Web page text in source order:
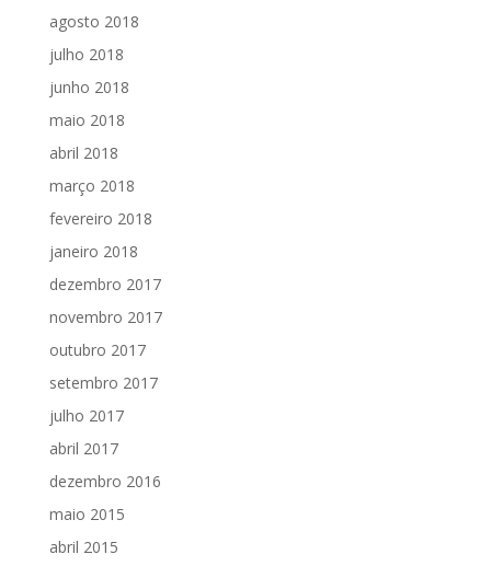
agosto 2018
julho 2018
junho 2018
maio 2018
abril 2018
março 2018
fevereiro 2018
janeiro 2018
dezembro 2017
novembro 2017
outubro 2017
setembro 2017
julho 2017
abril 2017
dezembro 2016
maio 2015
abril 2015